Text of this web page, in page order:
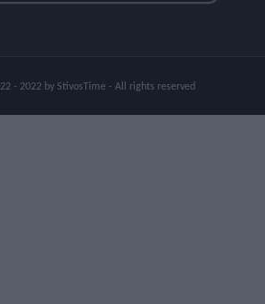
- 2022 by StivosTime - All rights reserved